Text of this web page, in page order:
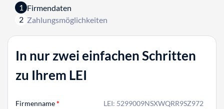
1 Firmendaten
2 Zahlungsmöglichkeiten
In nur zwei einfachen Schritten
zu Ihrem LEI
LEI: 5299009NSXWQRR9SZ972
Firmenname*